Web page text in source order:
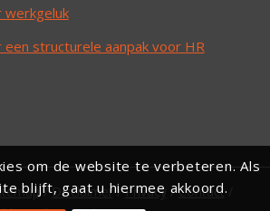
werkgeluk
structurele aanpak voor HR
/Disclaimer/Privacy /Contact/
om de website te verbeteren. Als
blijft, gaat u hiermee akkoord.